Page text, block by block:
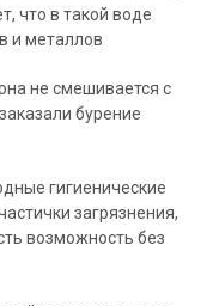
что в такой воде
и металлов
не смешивается с
бурение
гигиенические
загрязнения,
возможность без